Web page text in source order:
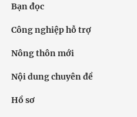
Bạn đọc
Công nghiệp hỗ trợ
Nông thôn mới
Nội dung chuyên đề
Hồ sơ